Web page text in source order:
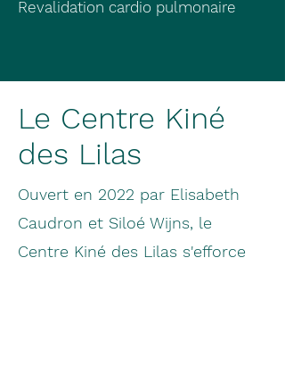
Revalidation cardio pulmonaire
Le Centre Kiné
des Lilas
Ouvert en 2022 par Elisabeth
Caudron et Siloé Wijns, le
Centre Kiné des Lilas s'efforce